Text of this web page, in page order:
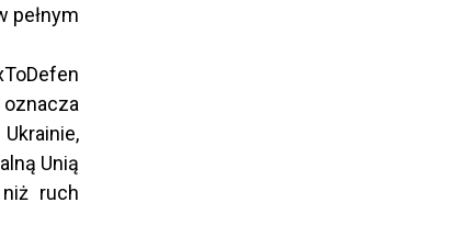
pełnym
Unią
ruch